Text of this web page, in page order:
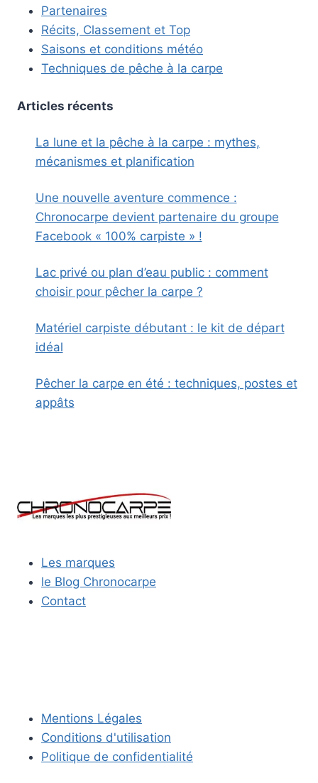
Partenaires
Récits, Classement et Top
Saisons et conditions météo
Techniques de pêche à la carpe
Articles récents
La lune et la pêche à la carpe : mythes,
mécanismes et planification
Une nouvelle aventure commence :
Chronocarpe devient partenaire du groupe
Facebook « 100% carpiste » !
Lac privé ou plan d’eau public : comment
choisir pour pêcher la carpe ?
Matériel carpiste débutant : le kit de départ
idéal
Pêcher la carpe en été : techniques, postes et
appâts
Les marques
le Blog Chronocarpe
Contact
Mentions Légales
Conditions d'utilisation
Politique de confidentialité